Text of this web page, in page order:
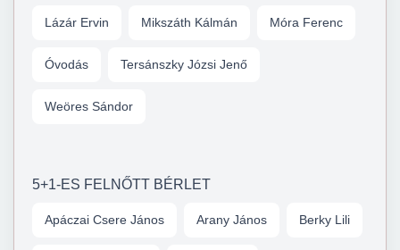
Lázár Ervin Mikszáth Kálmán Móra Ferenc
Óvodás Tersánszky Józsi Jenő
Weöres Sándor
5+1-ES FELNŐTT BÉRLET
Apáczai Csere János Arany János Berky Lili